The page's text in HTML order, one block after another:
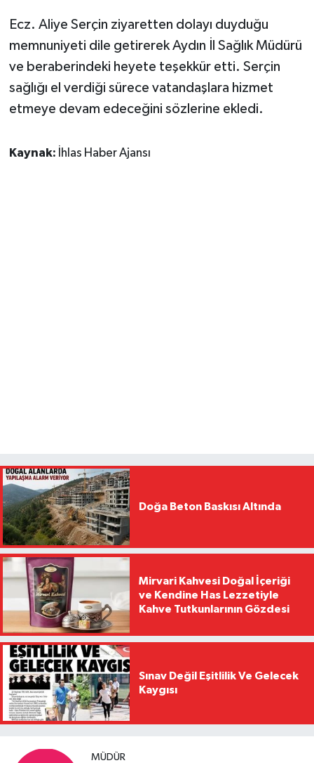
Ecz. Aliye Serçin ziyaretten dolayı duyduğu
memnuniyeti dile getirerek Aydın İl Sağlık Müdürü
ve beraberindeki heyete teşekkür etti. Serçin
sağlığı el verdiği sürece vatandaşlara hizmet
etmeye devam edeceğini sözlerine ekledi.
Kaynak: İhlas Haber Ajansı
Doğa Beton Baskısı Altında
Mirvari Kahvesi Doğal İçeriği
ve Kendine Has Lezzetiyle
Kahve Tutkunlarının Gözdesi
Sınav Değil Eşitlilik Ve Gelecek
Kaygısı
MÜDÜR